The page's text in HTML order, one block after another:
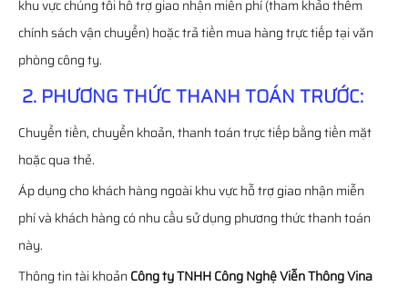
khu vực chúng tôi hỗ trợ giao nhận miễn phí (tham khảo thêm
chính sách vận chuyển) hoặc trả tiền mua hàng trực tiếp tại văn
phòng công ty.
2. PHƯƠNG THỨC THANH TOÁN TRƯỚC:
Chuyển tiền, chuyển khoản, thanh toán trực tiếp bằng tiền mặt
hoặc qua thẻ.
Áp dụng cho khách hàng ngoài khu vực hỗ trợ giao nhận miễn
phí và khách hàng có nhu cầu sử dụng phương thức thanh toán
này.
Thông tin tài khoảnCông ty TNHH Công Nghệ Viễn Thông Vina